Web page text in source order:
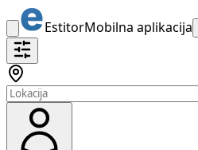
EstitorMobilna aplikacija